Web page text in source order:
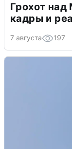
Грохот над
кадры и
7 августа 197